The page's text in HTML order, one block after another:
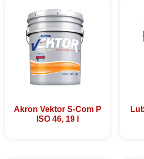
Akron Vektor S-Com P
ISO 46, 19 l